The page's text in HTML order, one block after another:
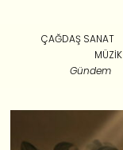
ÇAĞDAŞ SANAT
MÜZIK
Gündem